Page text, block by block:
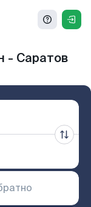
- Саратов